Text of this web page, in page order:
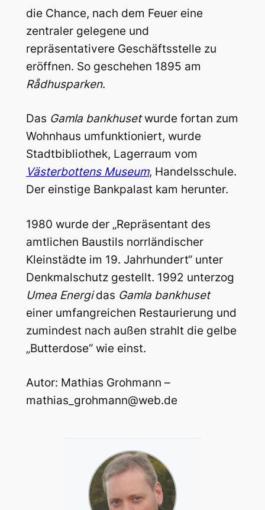
die Chance, nach dem Feuer eine
zentraler gelegene und
repräsentativere Geschäftsstelle zu
eröffnen. So geschehen 1895 am
Rådhusparken.
Das Gamla bankhusetwurde fortan zum
Wohnhaus umfunktioniert, wurde
Stadtbibliothek, Lagerraum vom
Västerbottens Museum, Handelsschule.
Der einstige Bankpalast kam herunter.
1980 wurde der „Repräsentant des
amtlichen Baustils norrländischer
Kleinstädte im 19. Jahrhundert“ unter
Denkmalschutz gestellt. 1992 unterzog
Umea Energidas Gamla bankhuset
einer umfangreichen Restaurierung und
zumindest nach außen strahlt die gelbe
„Butterdose“ wie einst.
Autor: Mathias Grohmann –
mathias_grohmann@web.de